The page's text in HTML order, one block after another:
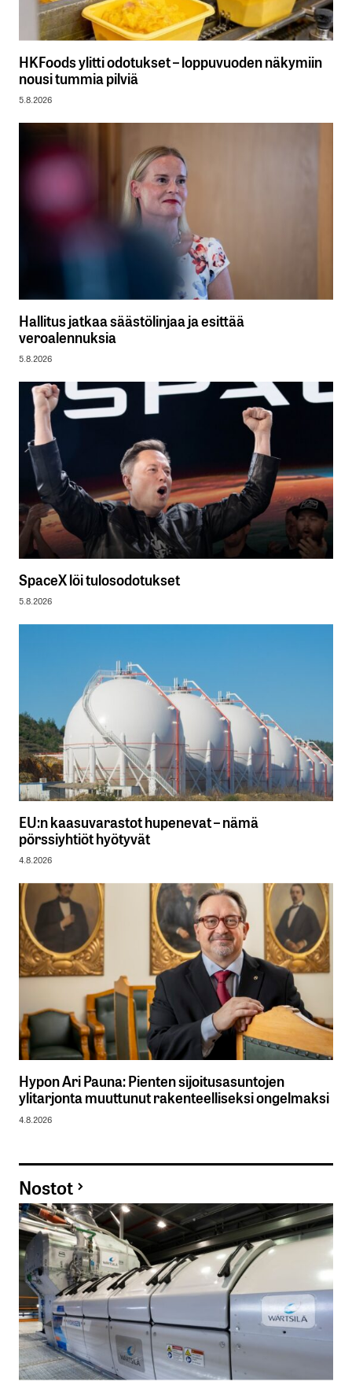
HKFoods ylitti odotukset – loppuvuoden näkymiin
nousi tummia pilviä
5.8.2026
Hallitus jatkaa säästölinjaa ja esittää
veroalennuksia
5.8.2026
SpaceX löi tulosodotukset
5.8.2026
EU:n kaasuvarastot hupenevat – nämä
pörssiyhtiöt hyötyvät
4.8.2026
Hypon Ari Pauna: Pienten sijoitusasuntojen
ylitarjonta muuttunut rakenteelliseksi ongelmaksi
4.8.2026
Nostot